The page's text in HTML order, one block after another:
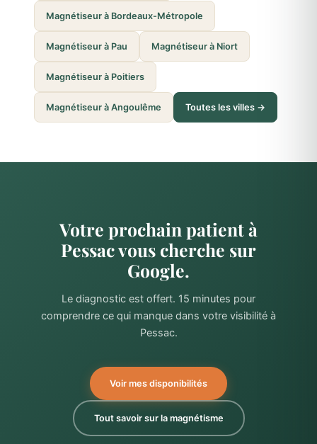
Magnétiseur à Bordeaux-Métropole
Magnétiseur à Pau Magnétiseur à Niort
Magnétiseur à Poitiers
Magnétiseur à Angoulême Toutes les villes →
Votre prochain patient à
Pessac vous cherche sur
Google.
Le diagnostic est offert. 15 minutes pour
comprendre ce qui manque dans votre visibilité à
Pessac.
Voir mes disponibilités
Tout savoir sur la magnétisme